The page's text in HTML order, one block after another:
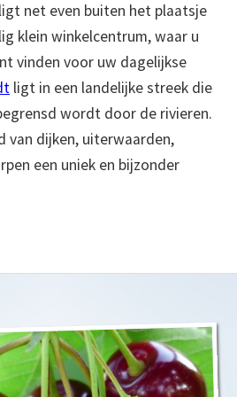
net even buiten het plaatsje
klein winkelcentrum, waar u
vinden voor uw dagelijkse
ligt in een landelijke streek die
wordt door de rivieren.
van dijken, uiterwaarden,
een uniek en bijzonder